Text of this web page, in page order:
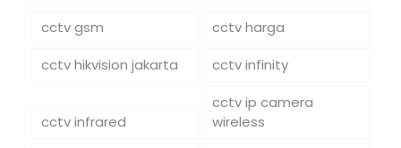
cctv gsm
cctv harga
cctv hikvision jakarta
cctv infinity
cctv infrared
cctv ip camera
wireless